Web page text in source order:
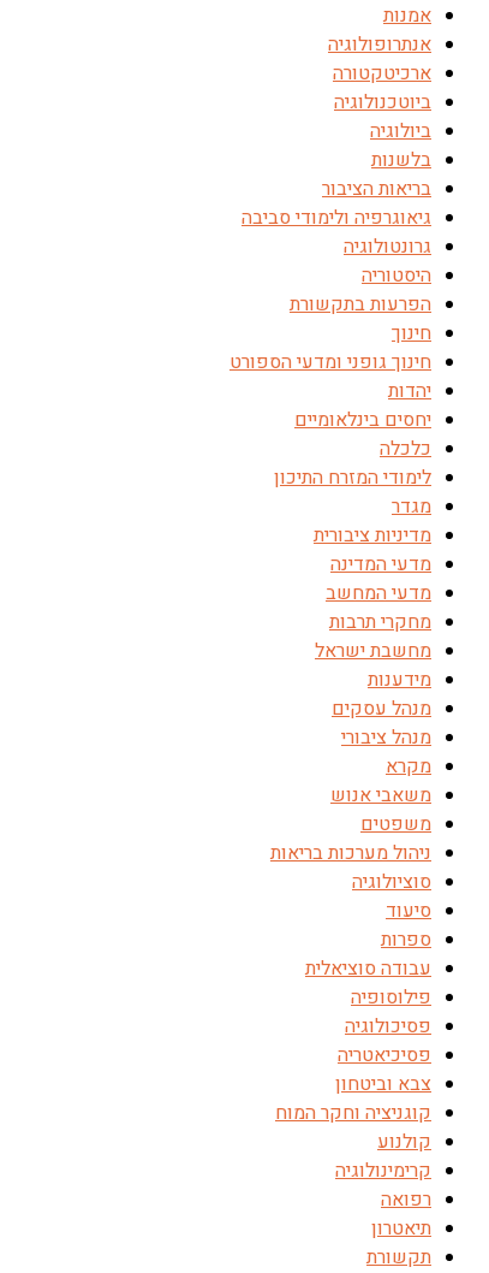
אמנות
אנתרופולוגיה
ארכיטקטורה
ביוטכנולוגיה
ביולוגיה
בלשנות
בריאות הציבור
גיאוגרפיה ולימודי סביבה
גרונטולוגיה
היסטוריה
הפרעות בתקשורת
חינוך
חינוך גופני ומדעי הספורט
יהדות
יחסים בינלאומיים
כלכלה
לימודי המזרח התיכון
מגדר
מדיניות ציבורית
מדעי המדינה
מדעי המחשב
מחקרי תרבות
מחשבת ישראל
מידענות
מנהל עסקים
מנהל ציבורי
מקרא
משאבי אנוש
משפטים
ניהול מערכות בריאות
סוציולוגיה
סיעוד
ספרות
עבודה סוציאלית
פילוסופיה
פסיכולוגיה
פסיכיאטריה
צבא וביטחון
קוגניציה וחקר המוח
קולנוע
קרימינולוגיה
רפואה
תיאטרון
תקשורת